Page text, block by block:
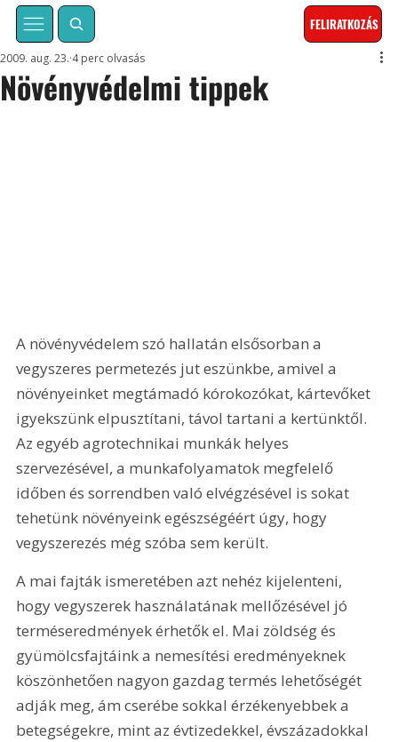
FELIRATKOZÁS
Növényvédelmi tippek
2009. aug. 23. 4 perc olvasás
A növényvédelem szó hallatán elsősorban a
vegyszeres permetezés jut eszünkbe, amivel a
növényeinket megtámadó kórokozókat, kártevőket
igyekszünk elpusztítani, távol tartani a kertünktől.
Az egyéb agrotechnikai munkák helyes
szervezésével, a munkafolyamatok megfelelő
időben és sorrendben való elvégzésével is sokat
tehetünk növényeink egészségéért úgy, hogy
vegyszerezés még szóba sem került.
A mai fajták ismeretében azt nehéz kijelenteni,
hogy vegyszerek használatának mellőzésével jó
terméseredmények érhetők el. Mai zöldség és
gyümölcsfajtáink a nemesítési eredményeknek
köszönhetően nagyon gazdag termés lehetőségét
adják meg, ám cserébe sokkal érzékenyebbek a
betegségekre, mint az évtizedekkel, évszázadokkal